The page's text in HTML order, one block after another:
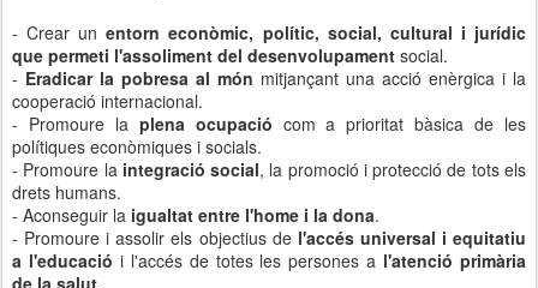
- Crear unentorn econòmic, polític, social, cultural i jurídic
que permeti l'assoliment del desenvolupament social.
- Eradicar la pobresa al món mitjançant una acció enèrgica i la
cooperació internacional.
- Promoure la plena ocupació com a prioritat bàsica de les
polítiques econòmiques i socials.
- Promoure la integració social, la promoció i protecció de tots els
drets humans.
- Aconseguir la igualtat entre l'home i la dona.
- Promoure i assolir els objectius de l'accés universal i equitatiu
a l'educació i l'accés de totes les persones a l'atenció primària
de la salut.